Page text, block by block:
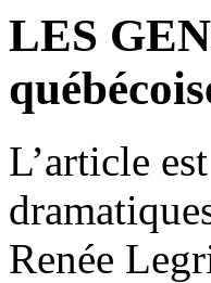
LES
L’article
Renée